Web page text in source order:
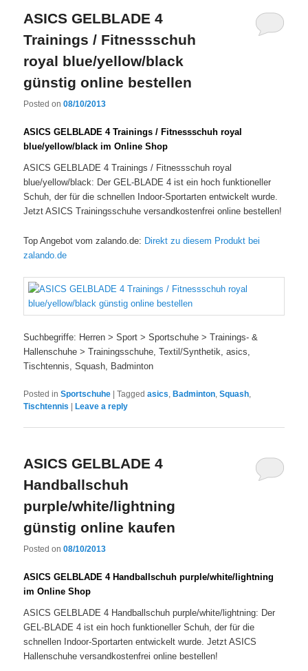
ASICS GELBLADE 4
Trainings / Fitnessschuh
royal blue/yellow/black
günstig online bestellen
Posted on08/10/2013
ASICS GELBLADE 4 Trainings / Fitnessschuh royal
blue/yellow/black im Online Shop
ASICS GELBLADE 4 Trainings / Fitnessschuh royal
blue/yellow/black: Der GEL-BLADE 4 ist ein hoch funktioneller
Schuh, der für die schnellen Indoor-Sportarten entwickelt wurde.
Jetzt ASICS Trainingsschuhe versandkostenfrei online bestellen!
Top Angebot vom zalando.de: Direkt zu diesem Produkt bei
zalando.de
Suchbegriffe: Herren > Sport > Sportschuhe > Trainings- &
Hallenschuhe > Trainingsschuhe, Textil/Synthetik, asics,
Tischtennis, Squash, Badminton
Posted in Sportschuhe |Tagged asics, Badminton,Squash,
Tischtennis
Leave a reply
ASICS GELBLADE 4
Handballschuh
purple/white/lightning
günstig online kaufen
Posted on08/10/2013
ASICS GELBLADE 4 Handballschuh purple/white/lightning
im Online Shop
ASICS GELBLADE 4 Handballschuh purple/white/lightning: Der
GEL-BLADE 4 ist ein hoch funktioneller Schuh, der für die
schnellen Indoor-Sportarten entwickelt wurde. Jetzt ASICS
Hallenschuhe versandkostenfrei online bestellen!